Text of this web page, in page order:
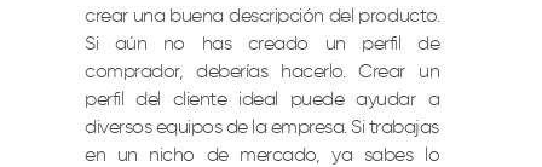
crear una buena descripción del producto.
Si aún no has creado un perfil de
comprador, deberías hacerlo. Crear un
perfil del cliente ideal puede ayudar a
diversos equipos de la empresa. Si trabajas
en un nicho de mercado, ya sabes lo